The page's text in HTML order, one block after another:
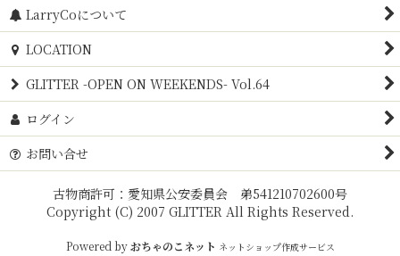
LarryCoについて
LOCATION
GLITTER -OPEN ON WEEKENDS- Vol.64
ログイン
お問い合せ
古物商許可：愛知県公安委員会 弟541210702600号
Copyright (C) 2007 GLITTER All Rights Reserved.
Powered byおちゃのこネット ネットショップ作成サービス